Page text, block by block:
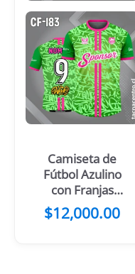
Camiseta de
Fútbol Azulino
con Franjas
Celestes en el
Centro
$12,000.00